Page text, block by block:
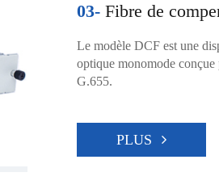
03-Fibre de
Le modèle DCF est une
optique monomode
G.655.
PLUS